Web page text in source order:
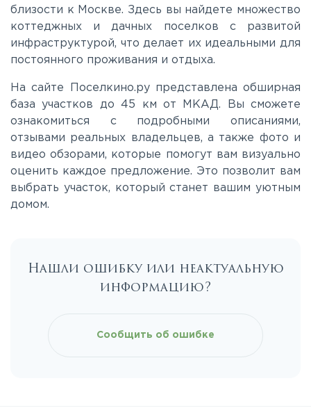
близости к Москве. Здесь вы найдете множество
коттеджных и дачных поселков с развитой
инфраструктурой, что делает их идеальными для
постоянного проживания и отдыха.
На сайте Поселкино.ру представлена обширная
база участков до 45 км от МКАД. Вы сможете
ознакомиться с подробными описаниями,
отзывами реальных владельцев, а также фото и
видео обзорами, которые помогут вам визуально
оценить каждое предложение. Это позволит вам
выбрать участок, который станет вашим уютным
домом.
Нашли ошибку или неактуальную
информацию?
Сообщить об ошибке